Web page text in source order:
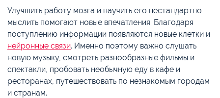
Улучшить работу мозга и научить его нестандартно
мыслить помогают новые впечатления. Благодаря
поступлению информации появляются новые клетки и
нейронные связи. Именно поэтому важно слушать
новую музыку, смотреть разнообразные фильмы и
спектакли, пробовать необычную еду в кафе и
ресторанах, путешествовать по незнакомым городам
и странам.